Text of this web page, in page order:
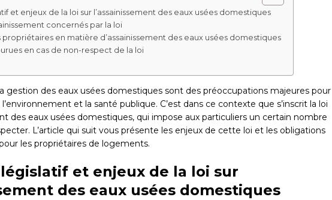
et enjeux de la loi sur l’assainissement des eaux usées domestiques
concernés par la loi
propriétaires en matière d’assainissement des eaux usées domestiques
en cas de non-respect de la loi
gestion des eaux usées domestiques sont des préoccupations majeures pour
et la santé publique. C’est dans ce contexte que s’inscrit la loi
des eaux usées domestiques, qui impose aux particuliers un certain nombre
L’article qui suit vous présente les enjeux de cette loi et les obligations
les propriétaires de logements.
et enjeux de la loi sur
des eaux usées domestiques